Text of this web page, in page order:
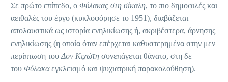
Σε πρώτο επίπεδο, ο Φύλακας στη σίκαλη, το πιο δημοφιλές και
αειθαλές του έργο (κυκλοφόρησε το 1951), διαβάζεται
απολαυστικά ως ιστορία ενηλικίωσης ή, ακριβέστερα, άρνησης
ενηλικίωσης (η οποία όταν επέρχεται καθυστερημένα στην μεν
περίπτωση του Δον Κιχώτη συνεπάγεται θάνατο, στη δε
του Φύλακαεγκλεισμό και ψυχιατρική παρακολούθηση).